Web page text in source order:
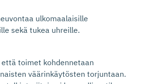
ulkomaalaisille
sekä tukea uhreille.
että toimet kohdennetaan
väärinkäytösten torjuntaan.